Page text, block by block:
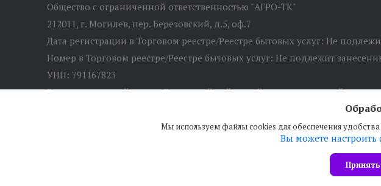
Общество с ограниченной ответственностью "АГРО-ТК"
212011, г. Могилев, пер. Березовский, д.5, оф.7
Дата регистрации в Торговом реестре/Реестре бытовых услуг: Не
Номер в Торговом реестре/Реестре бытовых услуг: Не подлежит
УНП: 791167823
Регистрационный орган: Быховский районный исполнительный
Местонахождение книги замечаний и предложений: пер. Березовский,
Сайт
Мы используем файлы cookies для обеспечения
Вы можете